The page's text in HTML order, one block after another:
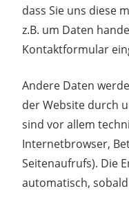
dass Sie uns diese
z.B. um Daten
Kontaktformular
Andere Daten
der Website durch
sind vor allem
Internetbrowser,
Seitenaufrufs). Die
automatisch,